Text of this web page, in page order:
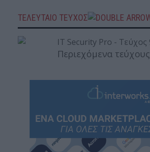
ΤΕΛΕΥΤΑΙΟ ΤΕΥΧΟΣ
Περιεχόμενα τεύχους